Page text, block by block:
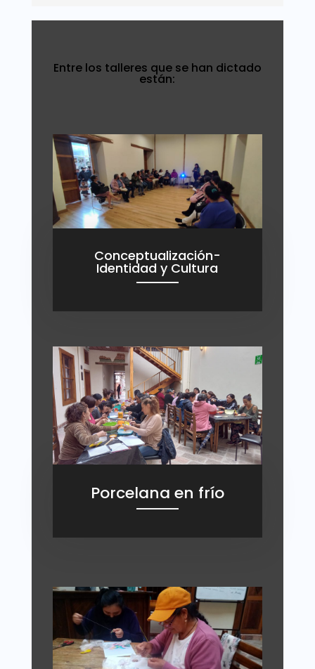
Entre los talleres que se han dictado
están:
Conceptualización-
Identidad y Cultura
Porcelana en frío